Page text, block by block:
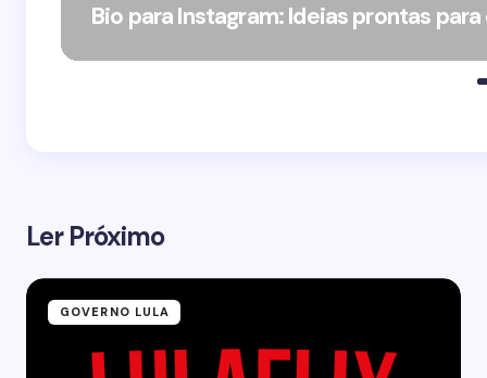
Bio para Instagram: Ideias prontas
Ler Próximo
GOVERNO LULA